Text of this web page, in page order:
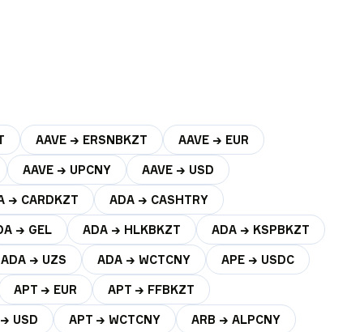
AAVE → ERSNBKZT AAVE → EUR
AAVE → UPCNY AAVE → USD
→ CARDKZT ADA → CASHTRY
→ GEL ADA → HLKBKZT ADA → KSPBKZT
ADA → UZS ADA → WCTCNY APE → USDC
APT → EUR APT → FFBKZT
USD APT → WCTCNY ARB → ALPCNY